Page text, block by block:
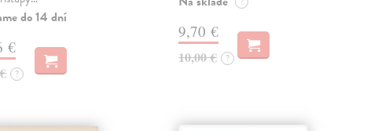
do 14 dní
€
?
9,70 €
10,00 € ?